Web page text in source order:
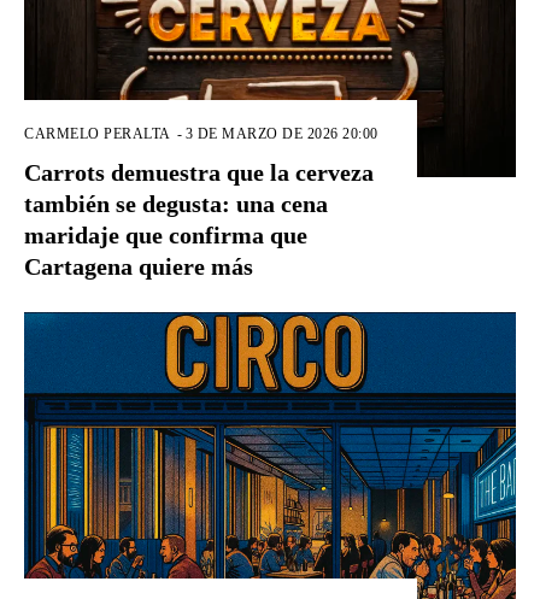
CARMELO PERALTA - 3 DE MARZO DE 2026 20:00
Carrots demuestra que la cerveza
también se degusta: una cena
maridaje que confirma que
Cartagena quiere más